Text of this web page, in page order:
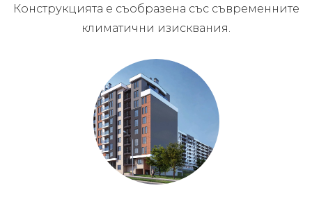
Конструкцията е съобразена със съвременните
климатични изисквания.